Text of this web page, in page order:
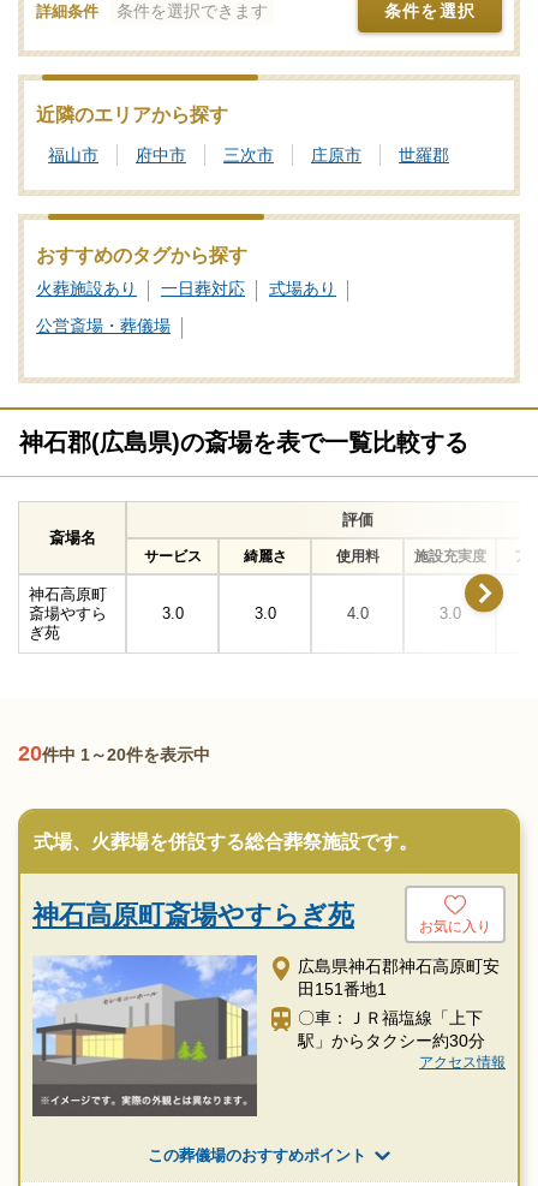
たします。神石郡で利用者が多い式場・火葬場、参列者が集まり
認・利用状況などのお問合せも承りますので、まずはご相談くだ
さい。写真を見ながら場所の雰囲気や価格相場を近隣の斎場・葬
儀場とで比較したり、新設セレモニーホールなどの最新情報をチ
ェックしたりなどの情報収集を行って神石郡の最適な斎場・葬儀
場をご確認ください。
も解説
家族葬の基礎知識｜費用や流れ、メリットと注意点について
詳細条件 条件を選択できます 条件を選択
近隣のエリアから探す
福山市 府中市 三次市 庄原市 世羅郡
おすすめのタグから探す
火葬施設あり 一日葬対応
式場あり
公営斎場・葬儀場
神石郡(広島県)の斎場を表で一覧比較する
斎場名
評価
サービス 綺麗さ 使用料 施設充実度 ア
神石高原町
斎場やすら
ぎ苑
3.0 3.0 4.0 3.0
20件中 1～20件を表示中
式場、火葬場を併設する総合葬祭施設です。
神石高原町斎場やすらぎ苑 お気に入り
広島県神石郡神石高原町安
田151番地1
〇車：ＪＲ福塩線「上下
駅」からタクシー約30分
アクセス情報
この葬儀場のおすすめポイント